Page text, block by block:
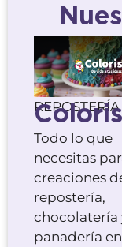
REPOSTERÍA
Todo lo que
necesitas
creaciones
repostería,
chocolatería
panadería